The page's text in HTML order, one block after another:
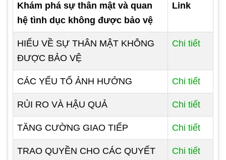
Khám phá sự thân mật và quan
hệ tình dục không được bảo vệ
Link
HIỂU VỀ SỰ THÂN MẬT KHÔNG
ĐƯỢC BẢO VỆ
Chi tiết
CÁC YẾU TỐ ẢNH HƯỞNG Chi tiết
RỦI RO VÀ HẬU QUẢ Chi tiết
TĂNG CƯỜNG GIAO TIẾP Chi tiết
TRAO QUYỀN CHO CÁC QUYẾT
Chi tiết